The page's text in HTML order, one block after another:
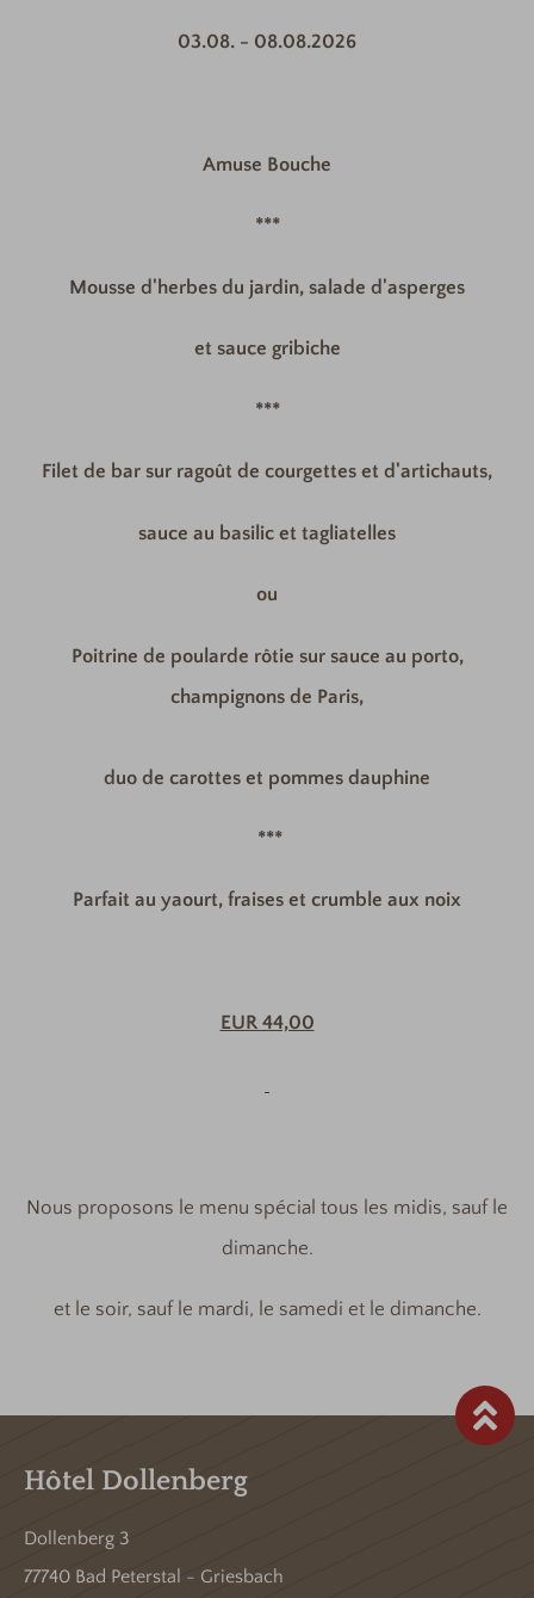
03.08. - 08.08.2026
Amuse Bouche
***
Mousse d'herbes du jardin, salade d'asperges
et sauce gribiche
***
Filet de bar sur ragoût de courgettes et d'artichauts,
sauce au basilic et tagliatelles
ou
Poitrine de poularde rôtie sur sauce au porto,
champignons de Paris,
duo de carottes et pommes dauphine
***
Parfait au yaourt, fraises et crumble aux noix
EUR 44,00
Nous proposons le menu spécial tous les midis, sauf le
dimanche.
et le soir, sauf le mardi, le samedi et le dimanche.
Hôtel Dollenberg
Dollenberg 3
77740 Bad Peterstal - Griesbach